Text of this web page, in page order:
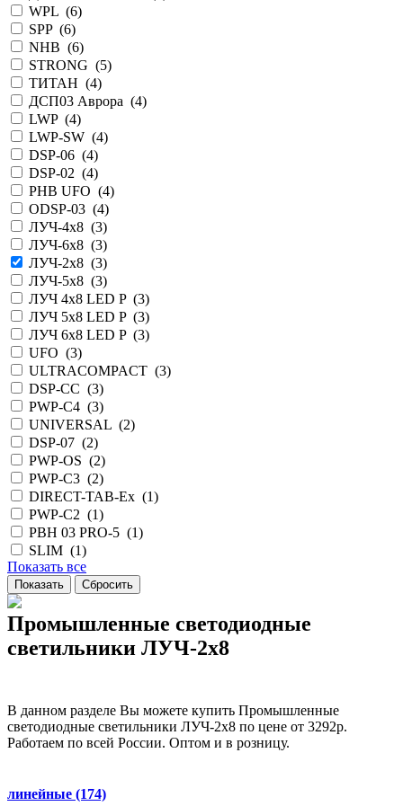
WPL (6)
SPP (6)
NHB (6)
STRONG (5)
ТИТАН (4)
ДСП03 Аврора (4)
LWP (4)
LWP-SW (4)
DSP-06 (4)
DSP-02 (4)
PHB UFO (4)
ODSP-03 (4)
ЛУЧ-4х8 (3)
ЛУЧ-6х8 (3)
ЛУЧ-2х8 (3)
ЛУЧ-5х8 (3)
ЛУЧ 4х8 LED P (3)
ЛУЧ 5х8 LED P (3)
ЛУЧ 6х8 LED P (3)
UFO (3)
ULTRACOMPACT (3)
DSP-CC (3)
PWP-С4 (3)
UNIVERSAL (2)
DSP-07 (2)
PWP-OS (2)
PWP-С3 (2)
DIRECT-TAB-Ex (1)
PWP-С2 (1)
PBH 03 PRO-5 (1)
SLIM (1)
Показать все
Промышленные светодиодные
светильники ЛУЧ-2х8
В данном разделе Вы можете купить Промышленные
светодиодные светильники ЛУЧ-2х8 по цене от 3292р.
Работаем по всей России. Оптом и в розницу.
линейные (174)